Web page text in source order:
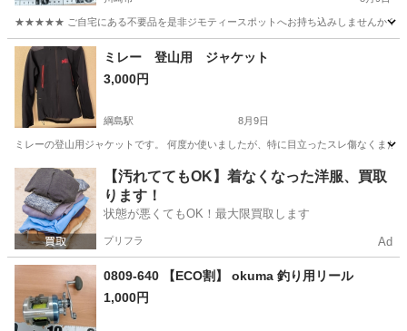
★★★★★ ご自宅にある不要品を是非ジモティースポットへお持ち込みしませんか？
神奈川 川崎市 リール
ミレー 登山用 ジャケット
3,000円
綱島駅 8月9日
ミレーの登山用ジャケットです。 何度か使いましたが、特に目立ったスレ傷なくまだ
神奈川 横浜市 綱島駅 スポーツウェア
【汚れててもOK】着なくなった洋服、買取
ります！
状態が悪くてもOK！最大限買取します
プリフラ Ad
0809-640 【ECO割】 okuma 釣り用リール
1,000円